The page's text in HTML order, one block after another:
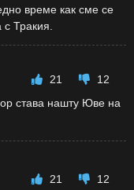
време как сме се
Тракия.
21
12
става нашту Юве на
21
12